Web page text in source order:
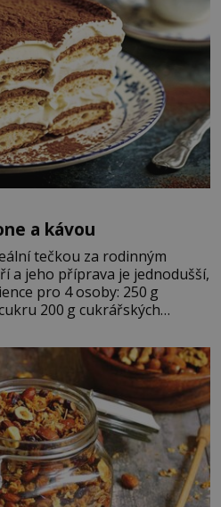
a kávou
tečkou za rodinným
a jeho příprava je jednodušší,
pro 4 osoby: 250 g
žloutky od bílků. Žloutky
pěny a postupně do nich
vznikl hladký